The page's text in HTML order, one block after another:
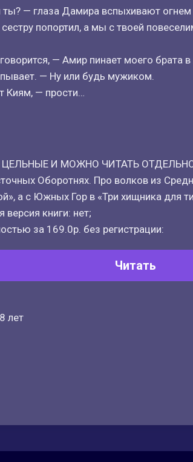
ты? — глаза Дамира вспыхивают огнем
попортил, а мы с твоей
— Амир пинает моего брата
— Ну или будь мужиком.
Киям, — прости…
И МОЖНО ЧИТАТЬ
Оборотнях. Про волков из
а с Южных Гор в «Три хищника для
версия книги: нет;
за 169.0р. без регистрации:
Читать
лет